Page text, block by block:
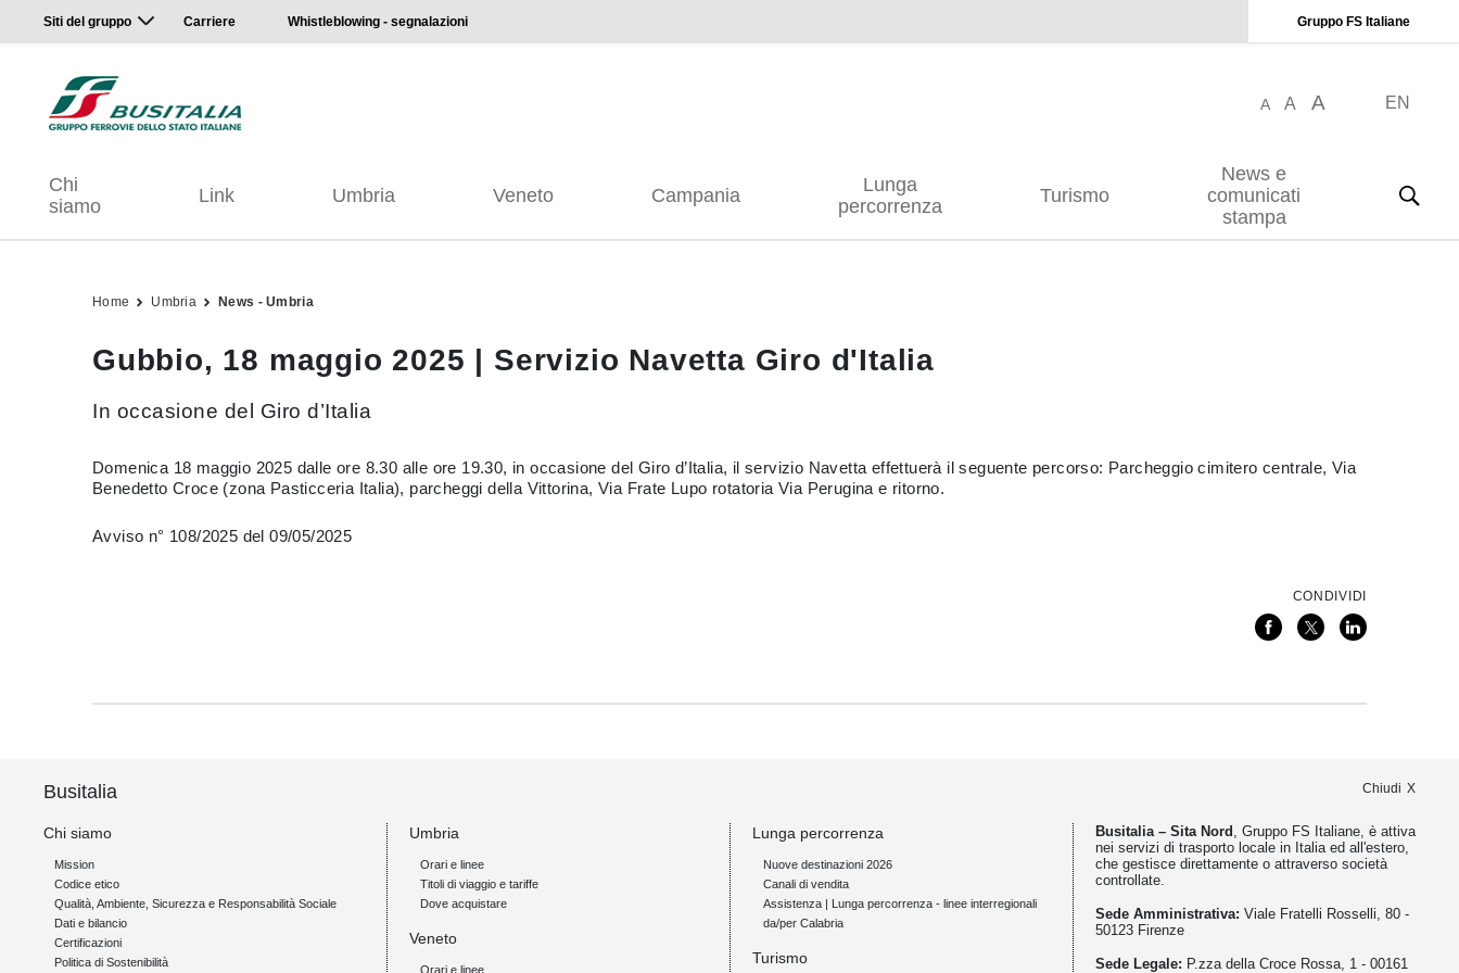
Siti del gruppo Carriere Whistleblowing - segnalazioni Gruppo FS Italiane
A A A EN
Chi
siamo
Link Umbria Veneto Campania
Lunga
percorrenza
Turismo
News e
comunicati
stampa
Home Umbria News - Umbria
Gubbio, 18 maggio 2025 | Servizio Navetta Giro d'Italia
In occasione del Giro d’Italia
Domenica 18 maggio 2025 dalle ore 8.30 alle ore 19.30, in occasione del Giro d’Italia, il servizio Navetta effettuerà il seguente percorso: Parcheggio cimitero centrale, Via
Benedetto Croce (zona Pasticceria Italia), parcheggi della Vittorina, Via Frate Lupo rotatoria Via Perugina e ritorno.
Avviso n° 108/2025 del 09/05/2025
CONDIVIDI
Busitalia Chiudi
Chi siamo
Mission
Codice etico
Qualità, Ambiente, Sicurezza e Responsabilità Sociale
Dati e bilancio
Certificazioni
Politica di Sostenibilità
Umbria
Orari e linee
Titoli di viaggio e tariffe
Dove acquistare
Veneto
Orari e linee
Lunga percorrenza
Nuove destinazioni 2026
Canali di vendita
Assistenza | Lunga percorrenza - linee interregionali
da/per Calabria
Turismo
Busitalia – Sita Nord , Gruppo FS Italiane, è attiva
nei servizi di trasporto locale in Italia ed all'estero,
che gestisce direttamente o attraverso società
controllate.
Sede Amministrativa: Viale Fratelli Rosselli, 80 -
50123 Firenze
Sede Legale: P.zza della Croce Rossa, 1 - 00161